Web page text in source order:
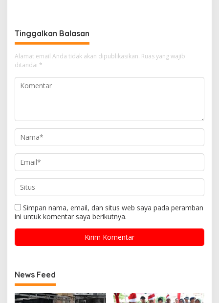
Tinggalkan Balasan
Alamat email Anda tidak akan dipublikasikan. Ruas yang wajib
ditandai *
Simpan nama, email, dan situs web saya pada peramban
ini untuk komentar saya berikutnya.
News Feed